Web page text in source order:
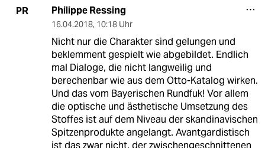
PR Philippe Ressing
16.04.2018, 10:18 Uhr
Nicht nur die Charakter sind gelungen und
beklemment gespielt wie abgebildet. Endlich
mal Dialoge, die nicht langweilig und
berechenbar wie aus dem Otto-Katalog wirken.
Und das vom Bayerischen Rundfuk! Vor allem
die optische und ästhetische Umsetzung des
Stoffes ist auf dem Niveau der skandinavischen
Spitzenprodukte angelangt. Avantgardistisch